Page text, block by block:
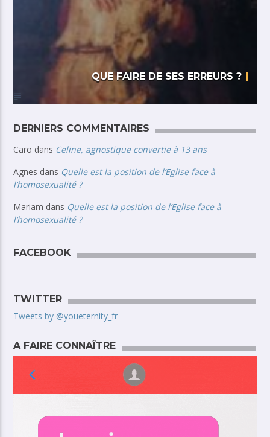
QUE FAIRE DE SES ERREURS ?
DERNIERS COMMENTAIRES
Caro dans Celine, agnostique convertie à 13 ans
Agnes dans Quelle est la position de l’Eglise face à
l’homosexualité ?
Mariam dans Quelle est la position de l’Eglise face à
l’homosexualité ?
FACEBOOK
TWITTER
Tweets by @youeternity_fr
A FAIRE CONNAÎTRE